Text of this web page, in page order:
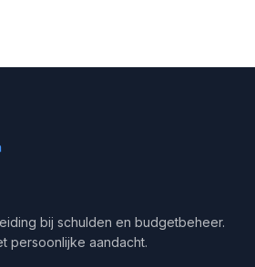
bij schulden en budgetbeheer.
persoonlijke aandacht.